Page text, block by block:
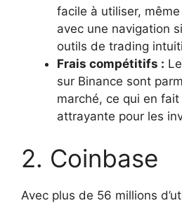
facile à utiliser,
avec une navigation
outils de trading
Frais compétitifs :
sur Binance sont
marché, ce qui en
attrayante pour les
2. Coinbase
Avec plus de 56 millions